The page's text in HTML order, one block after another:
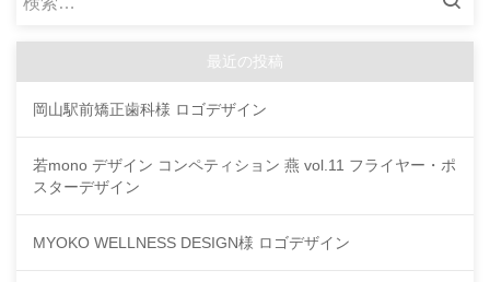
最近の投稿
岡山駅前矯正歯科様 ロゴデザイン
若mono デザイン コンペティション 燕 vol.11 フライヤー・ポ
スターデザイン
MYOKO WELLNESS DESIGN様 ロゴデザイン